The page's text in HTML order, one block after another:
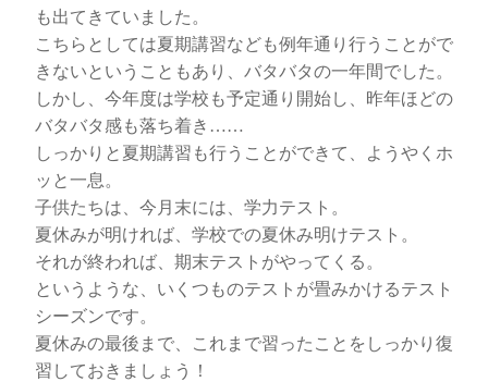
も出てきていました。
こちらとしては夏期講習なども例年通り行うことがで
きないということもあり、バタバタの一年間でした。
しかし、今年度は学校も予定通り開始し、昨年ほどの
バタバタ感も落ち着き……
しっかりと夏期講習も行うことができて、ようやくホ
ッと一息。
子供たちは、今月末には、学力テスト。
夏休みが明ければ、学校での夏休み明けテスト。
それが終われば、期末テストがやってくる。
というような、いくつものテストが畳みかけるテスト
シーズンです。
夏休みの最後まで、これまで習ったことをしっかり復
習しておきましょう！